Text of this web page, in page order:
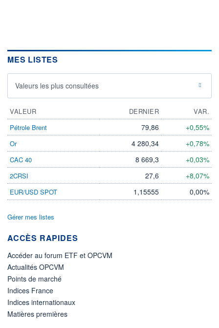
MES LISTES
Valeurs les plus consultées
VALEUR DERNIER
VAR.
Pétrole Brent
79,86 +0,55%
Or 4 280,34 +0,78%
CAC 40 8 669,3 +0,03%
2CRSI 27,6 +8,07%
EUR/USD SPOT 1,15555 0,00%
Gérer mes listes
ACCÈS RAPIDES
Accéder au forum ETF et OPCVM
Actualités OPCVM
Points de marché
Indices France
Indices internationaux
Matières premières